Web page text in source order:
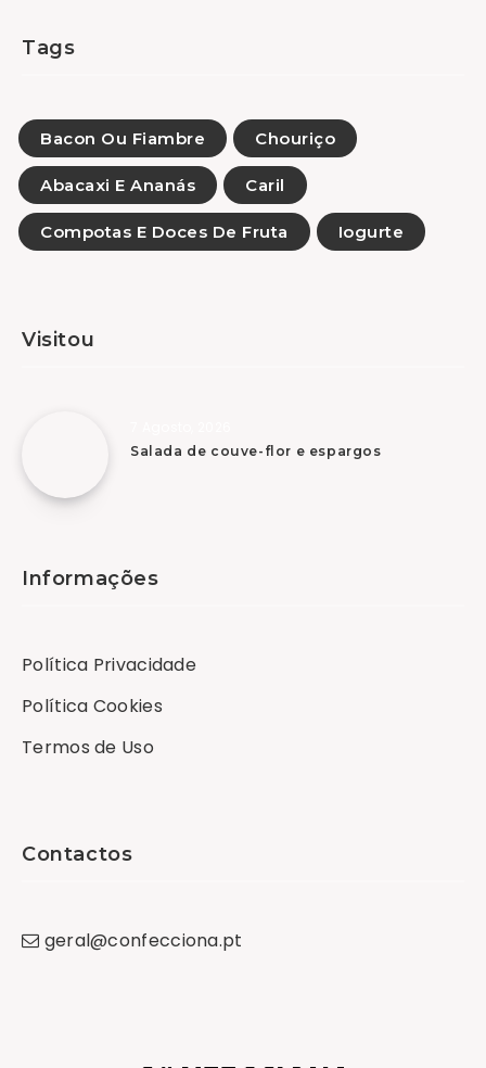
Tags
Bacon Ou Fiambre Chouriço
Abacaxi E Ananás Caril
Compotas E Doces De Fruta Iogurte
Visitou
Salada de couve-flor e espargos
Informações
Política Privacidade
Política Cookies
Termos de Uso
Contactos
geral@confecciona.pt